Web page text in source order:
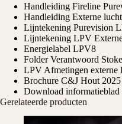
Handleiding Fireline
Handleiding Externe
Lijntekening Purevision
Lijntekening LPV
Energielabel LPV8
Folder Verantwoord
LPV Afmetingen externe
Brochure C&J Hout 2025
Download informatieblad
Gerelateerde producten